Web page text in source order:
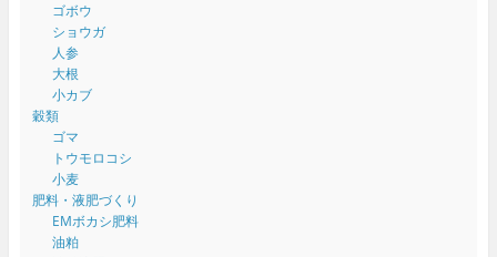
ゴボウ
ショウガ
人参
大根
小カブ
穀類
ゴマ
トウモロコシ
小麦
肥料・液肥づくり
EMボカシ肥料
油粕